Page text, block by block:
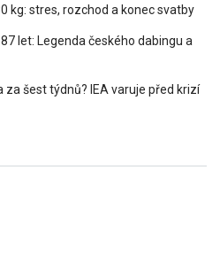
kg: stres, rozchod a konec svatby
let: Legenda českého dabingu a
za šest týdnů? IEA varuje před krizí